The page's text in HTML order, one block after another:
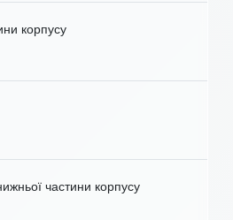
корпусу
частини корпусу